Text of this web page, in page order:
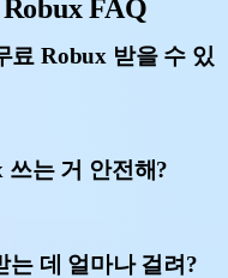
FAQ
료 Robux 받을 수 있
쓰는 거 안전해?
는 데 얼마나 걸려?